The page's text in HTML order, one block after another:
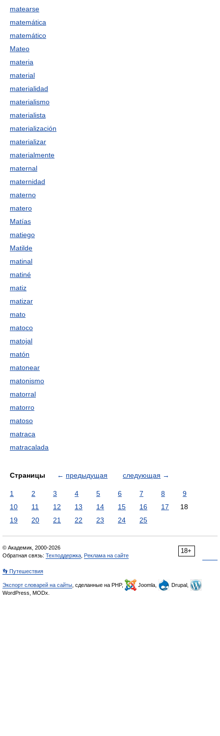
matearse
matemática
matemático
Mateo
materia
material
materialidad
materialismo
materialista
materialización
materializar
materialmente
maternal
maternidad
materno
matero
Matías
matiego
Matilde
matinal
matiné
matiz
matizar
mato
matoco
matojal
matón
matonear
matonismo
matorral
matorro
matoso
matraca
matracalada
Страницы ← предыдущая следующая →
1 2 3 4 5 6 7 8
9
10
11 12 13 14 15 16 17
18
19
20 21 22 23 24 25
18+
© Академик, 2000-2026
Обратная связь: Техподдержка Реклама на сайте
👣 Путешествия
Экспорт словарей на сайты , сделанные на PHP, Joomla,
Drupal,
WordPress, MODx.